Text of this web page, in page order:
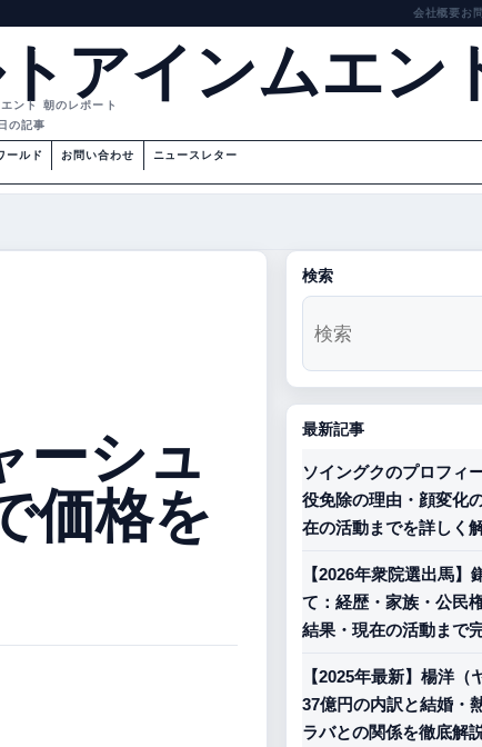
会社概要お
アインムエン
ント 朝のレポート
の記事
ールド お問い合わせ ニュースレター
ーシュ
価格を
検索
最新記事
ソイングクのプロフィ
役免除の理由・顔変化
在の活動までを詳しく
【2026年衆院選出馬】
て：経歴・家族・公民
結果・現在の活動まで
【2025年最新】楊洋（
37億円の内訳と結婚・
ラバとの関係を徹底解